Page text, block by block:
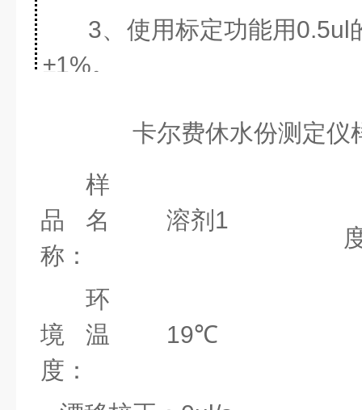
3、使用标定功能用0.5ul
±1%。
杯进样口注入反应杯，并输
4、仪器测量结束后，会
卡尔费休水份测定仪
样
品名
称：
溶剂1
环
境温
度：
19℃